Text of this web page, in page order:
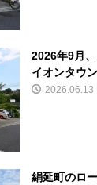
2026年9月
イオンタウ
2026.06.13
絹延町のロ